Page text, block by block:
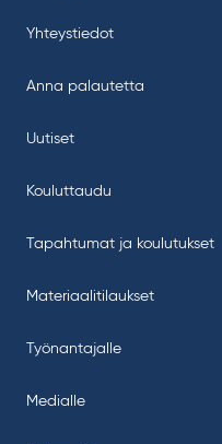
Yhteystiedot
Anna palautetta
Uutiset
Kouluttaudu
Tapahtumat ja koulutukset
Materiaalitilaukset
Työnantajalle
Medialle